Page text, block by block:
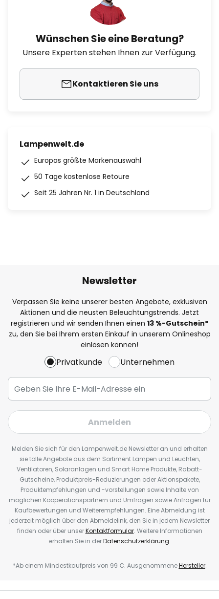
Wünschen Sie eine Beratung?
Unsere Experten stehen Ihnen zur Verfügung.
Kontaktieren Sie uns
Lampenwelt.de
Europas größte Markenauswahl
50 Tage kostenlose Retoure
Seit 25 Jahren Nr. 1 in Deutschland
Newsletter
Verpassen Sie keine unserer besten Angebote, exklusiven
Aktionen und die neusten Beleuchtungstrends. Jetzt
registrieren und wir senden Ihnen einen 13 %-Gutschein*
zu, den Sie bei Ihrem ersten Einkauf in unserem Onlineshop
einlösen können!
Privatkunde Unternehmen
Anmelden
Melden Sie sich für den Lampenwelt.de Newsletter an und erhalten
sie tolle Angebote aus dem Sortiment Lampen und Leuchten,
Ventilatoren, Solaranlagen und Smart Home Produkte, Rabatt-
Gutscheine, Produktpreis-Reduzierungen oder Aktionspakete,
Produktempfehlungen und -vorstellungen sowie Inhalte von
möglichen Kooperationspartnern und Umfragen sowie Anfragen für
Kaufbewertungen und Weiterempfehlungen. Eine Abmeldung ist
jederzeit möglich über den Abmeldelink, den Sie in jedem Newsletter
finden oder über unserKontaktformular. Weitere Informationen
erhalten Sie in derDatenschutzerklärung.
*Ab einem Mindestkaufpreis von 99 €. AusgenommeneHersteller.